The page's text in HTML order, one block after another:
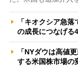
「キオクシア急
の成長につなげ
「NYダウは高値
する米国株市場